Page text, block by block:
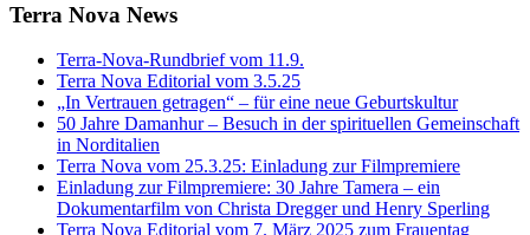
Terra Nova News
Terra-Nova-Rundbrief vom 11.9.
Terra Nova Editorial vom 3.5.25
„In Vertrauen getragen“ – für eine neue Geburtskultur
50 Jahre Damanhur – Besuch in der spirituellen Gemeinschaft
in Norditalien
Terra Nova vom 25.3.25: Einladung zur Filmpremiere
Einladung zur Filmpremiere: 30 Jahre Tamera – ein
Dokumentarfilm von Christa Dregger und Henry Sperling
Terra Nova Editorial vom 7. März 2025 zum Frauentag